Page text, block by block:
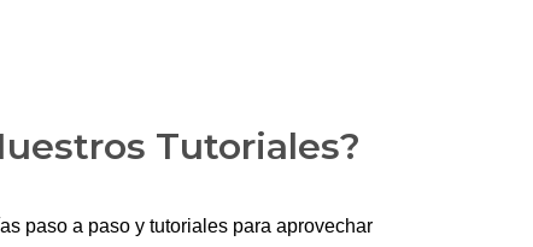
Tutoriales?
paso a paso y tutoriales para aprovechar